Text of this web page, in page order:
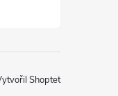
Shoptet